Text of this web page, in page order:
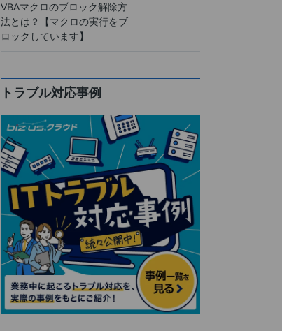
VBAマクロのブロック解除方
法とは？【マクロの実行をブ
ロックしています】
トラブル対応事例